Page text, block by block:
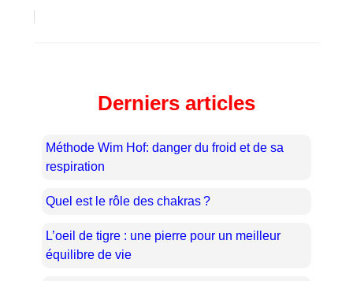
Derniers articles
Méthode Wim Hof: danger du froid et de sa
respiration
Quel est le rôle des chakras ?
L’oeil de tigre : une pierre pour un meilleur
équilibre de vie